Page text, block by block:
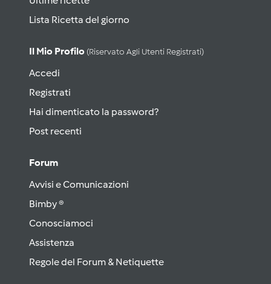
Lista Ricetta del giorno
Il Mio Profilo (riservato Agli Utenti Registrati)
Accedi
Registrati
Hai dimenticato la password?
Post recenti
Forum
Avvisi e Comunicazioni
Bimby ®
Conosciamoci
Assistenza
Regole del Forum & Netiquette